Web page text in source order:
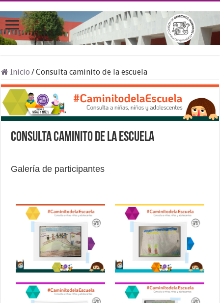
Inicio /Consulta caminito de la escuela
Consulta caminito de la escuela
Galería de participantes